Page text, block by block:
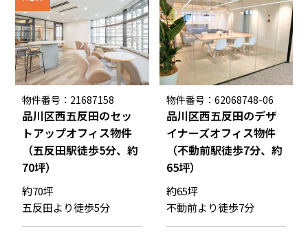
物件番号：21687158
品川区西五反田のセッ
トアップオフィス物件
（五反田駅徒歩5分、約
70坪）
約70坪
五反田より徒歩5分
物件番号：62068748-06
品川区西五反田のデザ
イナーズオフィス物件
（不動前駅徒歩7分、約
65坪）
約65坪
不動前より徒歩7分